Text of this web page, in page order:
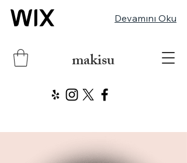
Devamını Oku